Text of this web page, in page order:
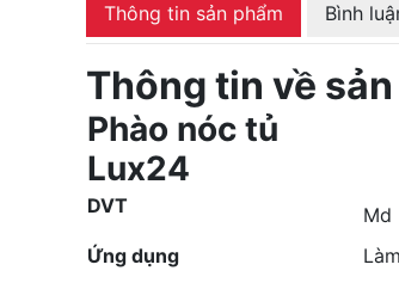
Thông tin sản phẩm Bình
Thông tin về
Phào nóc tủ
Lux24
DVT
Md
Ứng dụng